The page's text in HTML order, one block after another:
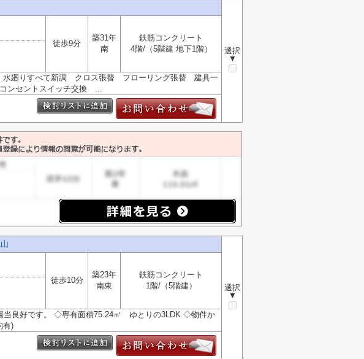
選択
▼
徒歩9分
築31年
南
鉄筋コンクリート
4階/（5階建 地下1階）
りすべて新調 クロス張替 フローリング張替 建具一
セントスイッチ交換 ...
選択
▼
徒歩10分
築23年
南東
鉄筋コンクリート
1階/（5階建）
当良好です。 ◇専有面積75.24㎡ ゆとりの3LDK ◇物件か
有)